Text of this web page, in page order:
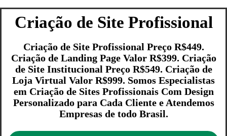
Criação de Site Profissional
Criação de Site Profissional Preço R$449.
Criação de Landing Page Valor R$399. Criação
de Site Institucional Preço R$549. Criação de
Loja Virtual Valor R$999. Somos Especialistas
em Criação de Sites Profissionais Com Design
Personalizado para Cada Cliente e Atendemos
Empresas de todo Brasil.